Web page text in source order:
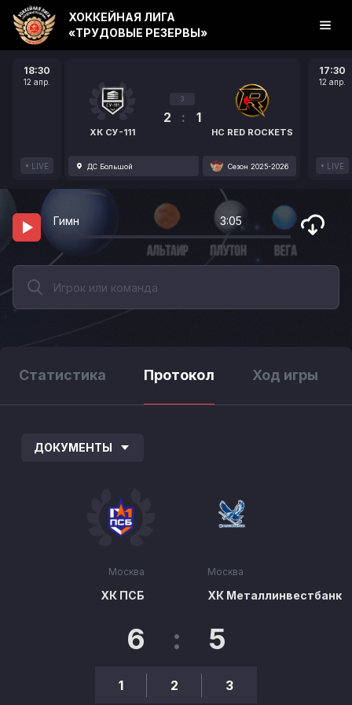
18:30
12 апр.
LIVE
ХК СУ-111
3
2 : 1
HC RED ROCKETS
ДС Большой Сезон 2025-2026
17:30
12 апр.
LIVE
ХОККЕЙНАЯ ЛИГА
«ТРУДОВЫЕ РЕЗЕРВЫ»
Гимн 3:05
Статистика Протокол Ход игры
ДОКУМЕНТЫ
Москва
ХК ПСБ
6 : 5
1 2 3
Москва
ХК Металлинвестбанк